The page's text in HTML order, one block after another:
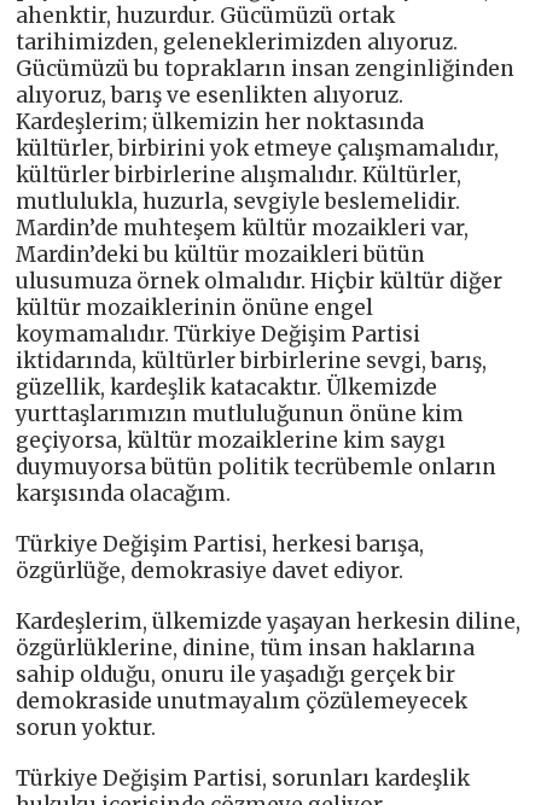
ahenktir, huzurdur. Gücümüzü ortak
tarihimizden, geleneklerimizden alıyoruz.
Gücümüzü bu toprakların insan zenginliğinden
alıyoruz, barış ve esenlikten alıyoruz.
Kardeşlerim; ülkemizin her noktasında
kültürler, birbirini yok etmeye çalışmamalıdır,
kültürler birbirlerine alışmalıdır. Kültürler,
mutlulukla, huzurla, sevgiyle beslemelidir.
Mardin’de muhteşem kültür mozaikleri var,
Mardin’deki bu kültür mozaikleri bütün
ulusumuza örnek olmalıdır. Hiçbir kültür diğer
kültür mozaiklerinin önüne engel
koymamalıdır. Türkiye Değişim Partisi
iktidarında, kültürler birbirlerine sevgi, barış,
güzellik, kardeşlik katacaktır. Ülkemizde
yurttaşlarımızın mutluluğunun önüne kim
geçiyorsa, kültür mozaiklerine kim saygı
duymuyorsa bütün politik tecrübemle onların
karşısında olacağım.
Türkiye Değişim Partisi, herkesi barışa,
özgürlüğe, demokrasiye davet ediyor.
Kardeşlerim, ülkemizde yaşayan herkesin diline,
özgürlüklerine, dinine, tüm insan haklarına
sahip olduğu, onuru ile yaşadığı gerçek bir
demokraside unutmayalım çözülemeyecek
sorun yoktur.
Türkiye Değişim Partisi, sorunları kardeşlik